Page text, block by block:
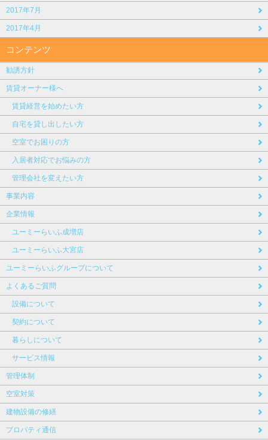
2017年7月
2017年4月
コンテンツ
勧誘方針
賃貸オーナー様へ
賃貸経営を始めたい方
自宅を貸し出したい方
空室でお困りの方
入居者対応でお悩みの方
管理会社を変えたい方
事業内容
企業情報
ユーミーらいふ成増店
ユーミーらいふ大宮店
ユーミーらいふグループについて
よくあるご質問
設備について
契約について
暮らしについて
サービス情報
管理体制
空室対策
建物設備の修繕
プロパティ通信